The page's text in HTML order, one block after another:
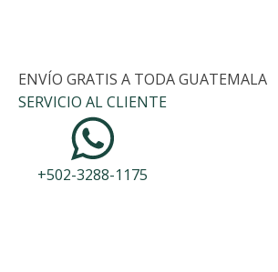
ENVÍO GRATIS A TODA GUATEMALA
SERVICIO AL CLIENTE
+502-3288-1175